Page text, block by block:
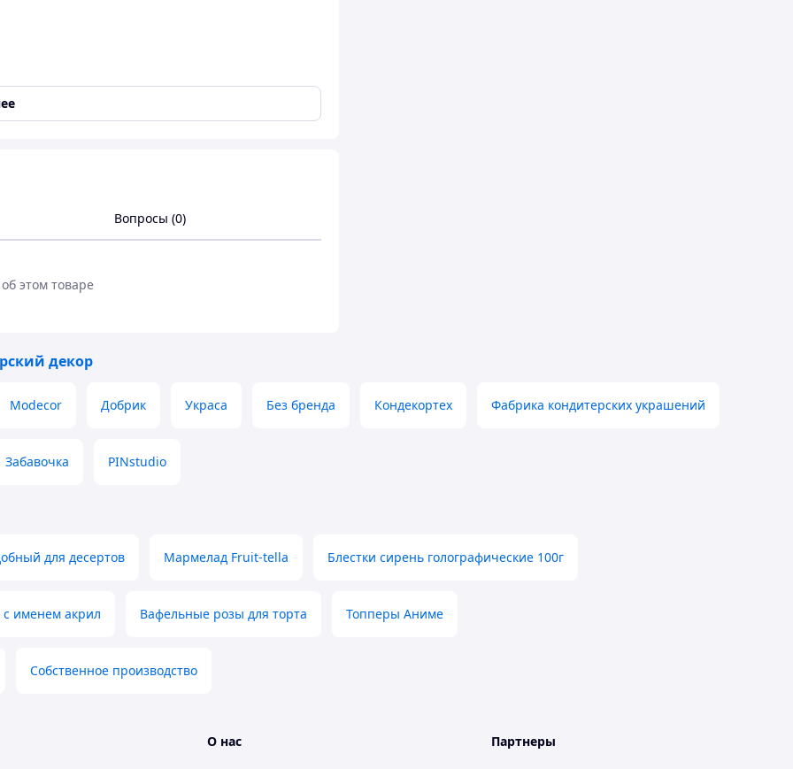
для рыбака, любителя рыбалки.
10 см
ведро с пивом; ведро с рыбой) -
свои пожелания в комментариях к заказу и
(картофельный крахмал, оливковое
незначительные вкрапления
сбалансированный не приторный вкус,
температуре вдали от прямых
Вопросы (0)
этом товаре
декор
Modecor Добрик Украса Без бренда Кондекортех Фабрика кондитерских украшений
Забавочка PINstudio
для десертов Мармелад Fruit-tella Блестки сирень голографические 100г
с именем акрил Вафельные розы для торта Топперы Аниме
Собственное производство
О нас Партнеры